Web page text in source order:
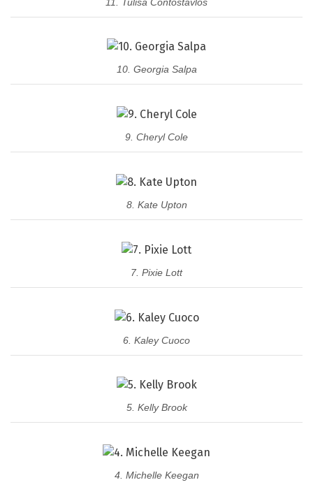
10. Georgia Salpa
9. Cheryl Cole
8. Kate Upton
7. Pixie Lott
6. Kaley Cuoco
5. Kelly Brook
4. Michelle Keegan